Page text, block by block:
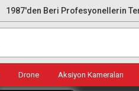
1987'den Beri Profesyonellerin
Drone Aksiyon Kameraları